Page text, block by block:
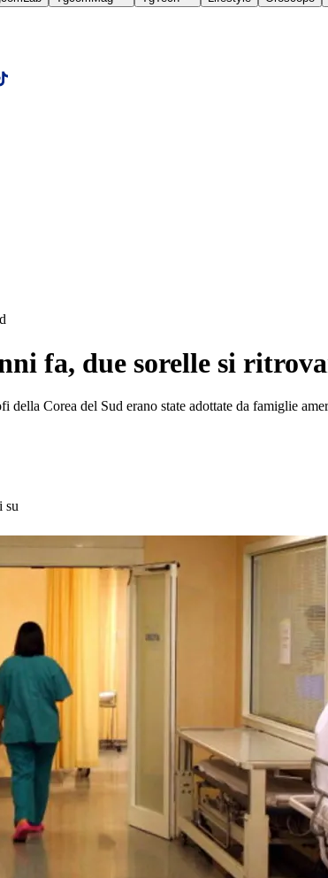
fa, due sorelle si
della Corea del Sud erano state adottate da famiglie
su